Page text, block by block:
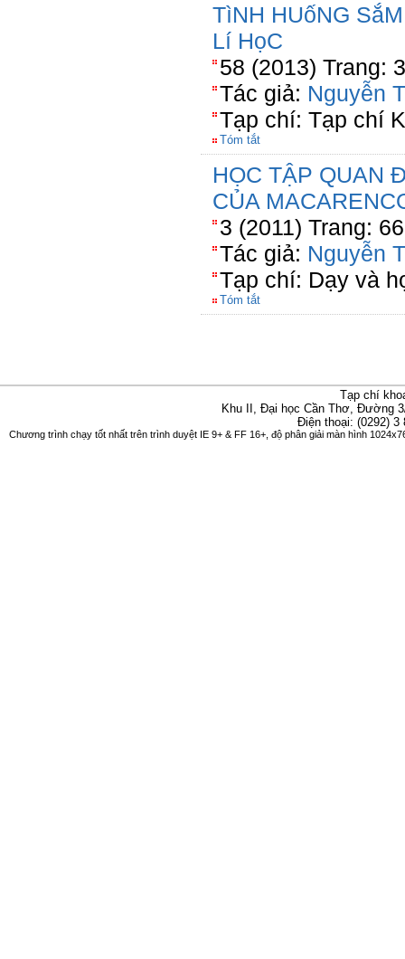
TìNH HUốNG
Lí HọC
58 (2013) Trang:
Tác giả: Nguyễn
Tạp chí: Tạp chí
Tóm tắt
HỌC TẬP QUAN
CỦA
3 (2011) Trang:
Tác giả: Nguyễn
Tạp chí: Dạy và
Tóm tắt
Tạp chí
Khu II, Đại học Cần Thơ, Đường
Điện thoại: (0292)
Chương trình chạy tốt nhất trên trình duyệt IE 9+ & FF 16+, độ phân giải màn hình